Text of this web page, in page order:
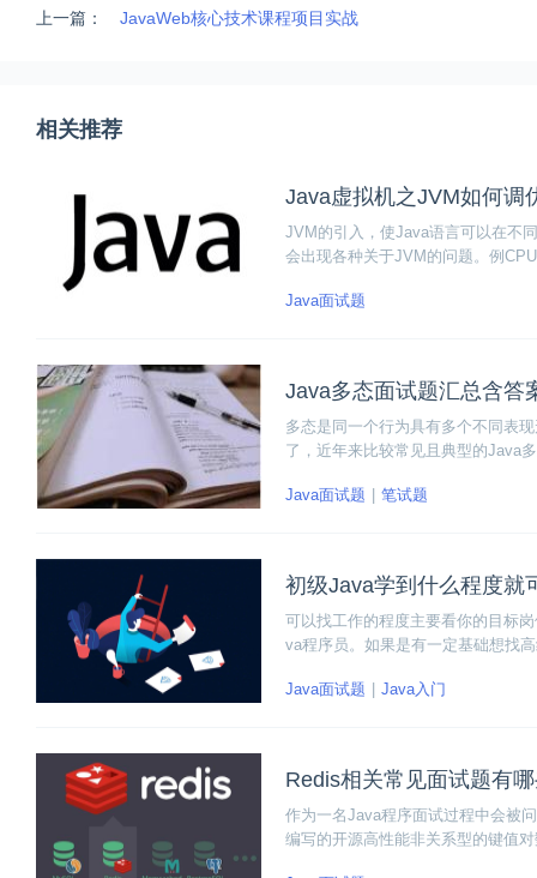
上一篇： JavaWeb核心技术课程项目实战
相关推荐
Java虚拟机之JVM如何调
JVM的引入，使Java语言可以在不
会出现各种关于JVM的问题。例
Java面试题
Java多态面试题汇总含答
多态是同一个行为具有多个不同表
了，近年来比较常见且典型的Java
点。
Java面试题 笔试题
初级Java学到什么程度就
可以找工作的程度主要看你的目标
va程序员。如果是有一定基础想找
Java面试题 Java入门
Redis相关常见面试题有
作为一名Java程序面试过程中会被
编写的开源高性能非关系型的键值